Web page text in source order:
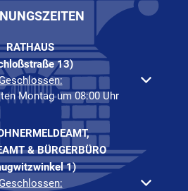
RATHAUS
13)
Öffnungs- oder Schließzeiten
Montag um 08:00 Uhr
& BÜRGERBÜRO
1)
Öffnungs- oder Schließzeiten
Geschlossen: